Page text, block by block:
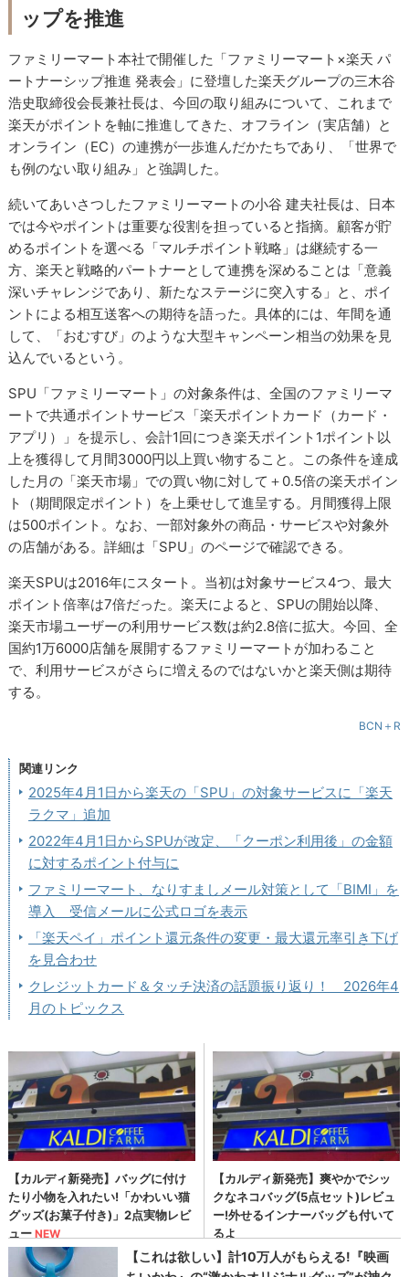
ップを推進
ファミリーマート本社で開催した「ファミリーマート×楽天 パ
ートナーシップ推進 発表会」に登壇した楽天グループの三木谷
浩史取締役会長兼社長は、今回の取り組みについて、これまで
楽天がポイントを軸に推進してきた、オフライン（実店舗）と
オンライン（EC）の連携が一歩進んだかたちであり、「世界で
も例のない取り組み」と強調した。
続いてあいさつしたファミリーマートの小谷 建夫社長は、日本
では今やポイントは重要な役割を担っていると指摘。顧客が貯
めるポイントを選べる「マルチポイント戦略」は継続する一
方、楽天と戦略的パートナーとして連携を深めることは「意義
深いチャレンジであり、新たなステージに突入する」と、ポイ
ントによる相互送客への期待を語った。具体的には、年間を通
して、「おむすび」のような大型キャンペーン相当の効果を見
込んでいるという。
SPU「ファミリーマート」の対象条件は、全国のファミリーマ
ートで共通ポイントサービス「楽天ポイントカード（カード・
アプリ）」を提示し、会計1回につき楽天ポイント1ポイント以
上を獲得して月間3000円以上買い物すること。この条件を達成
した月の「楽天市場」での買い物に対して＋0.5倍の楽天ポイン
ト（期間限定ポイント）を上乗せして進呈する。月間獲得上限
は500ポイント。なお、一部対象外の商品・サービスや対象外
の店舗がある。詳細は「SPU」のページで確認できる。
楽天SPUは2016年にスタート。当初は対象サービス4つ、最大
ポイント倍率は7倍だった。楽天によると、SPUの開始以降、
楽天市場ユーザーの利用サービス数は約2.8倍に拡大。今回、全
国約1万6000店舗を展開するファミリーマートが加わること
で、利用サービスがさらに増えるのではないかと楽天側は期待
する。
BCN＋R
関連リンク
2025年4月1日から楽天の「SPU」の対象サービスに「楽天
ラクマ」追加
2022年4月1日からSPUが改定、「クーポン利用後」の金額
に対するポイント付与に
ファミリーマート、なりすましメール対策として「BIMI」を
導入 受信メールに公式ロゴを表示
「楽天ペイ」ポイント還元条件の変更・最大還元率引き下げ
を見合わせ
クレジットカード＆タッチ決済の話題振り返り！ 2026年4
月のトピックス